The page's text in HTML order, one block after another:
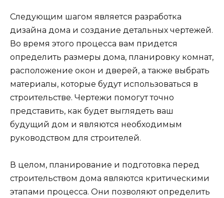
Следующим шагом является разработка
дизайна дома и создание детальных чертежей.
Во время этого процесса вам придется
определить размеры дома, планировку комнат,
расположение окон и дверей, а также выбрать
материалы, которые будут использоваться в
строительстве. Чертежи помогут точно
представить, как будет выглядеть ваш
будущий дом и являются необходимым
руководством для строителей.
В целом, планирование и подготовка перед
строительством дома являются критическими
этапами процесса. Они позволяют определить